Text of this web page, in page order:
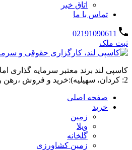
اتاق خبر
تماس با ما
02191090611
ثبت ملک
2: کردان، سهیلیه):خرید و فروش ،رهن و اجاره
صفحه اصلی
خرید
زمین
ویلا
گلخانه
زمین کشاورزی